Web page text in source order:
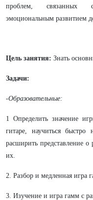
проблем, связанных
эмоциональным развитием
Цель занятия: Знать
Задачи:
-Образовательные:
1 Определить значение
гитаре, научиться
расширить представление
их.
2. Разбор и медленная игра
3. Изучение и игра гамм с